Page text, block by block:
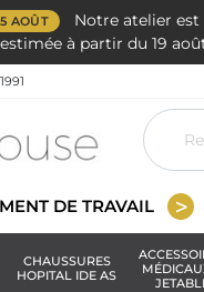
AOÛT Notre atelier
à partir du 19
DE TRAVAIL
CHAUSSURES
HOPITAL IDE AS